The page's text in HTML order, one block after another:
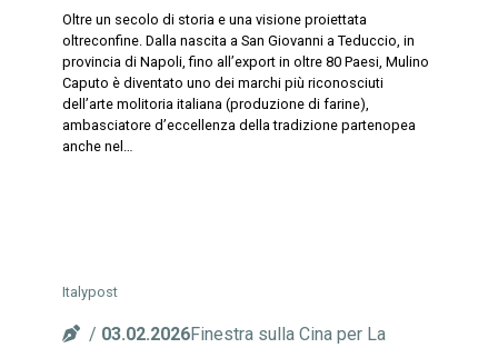
Oltre un secolo di storia e una visione proiettata
oltreconfine. Dalla nascita a San Giovanni a Teduccio, in
provincia di Napoli, fino all’export in oltre 80 Paesi, Mulino
Caputo è diventato uno dei marchi più riconosciuti
dell’arte molitoria italiana (produzione di farine),
ambasciatore d’eccellenza della tradizione partenopea
anche nel…
Italypost
03.02.2026Finestra sulla Cina per La